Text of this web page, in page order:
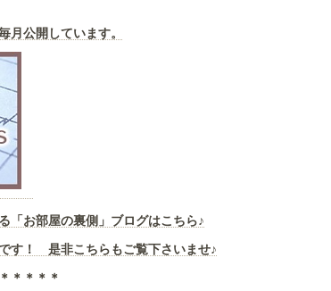
月公開しています。
「お部屋の裏側」 ブログはこちら♪
す！ 是非こちらもご覧下さいませ♪
＊＊＊＊